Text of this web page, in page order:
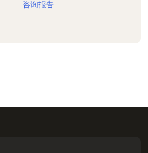
咨询报告